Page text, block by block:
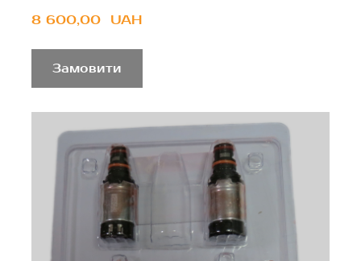
8 600,00  UAH
Замовити